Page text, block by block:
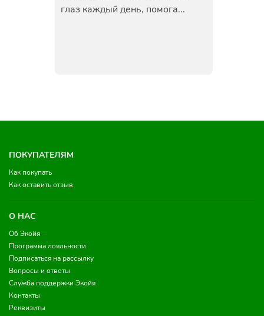
глаз каждый день, помога...
ПОКУПАТЕЛЯМ
Как покупать
Как оставить отзыв
О НАС
Об Экойя
Программа лояльности
Подписаться на рассылку
Вопросы и ответы
Служба поддержки Экойя
Контакты
Реквизиты